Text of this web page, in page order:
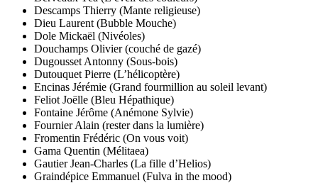
Descamps Thierry (Mante religieuse)
Dieu Laurent (Bubble Mouche)
Dole Mickaël (Nivéoles)
Douchamps Olivier (couché de gazé)
Dugousset Antonny (Sous-bois)
Dutouquet Pierre (L’hélicoptère)
Encinas Jérémie (Grand fourmillion au soleil levant)
Feliot Joëlle (Bleu Hépathique)
Fontaine Jérôme (Anémone Sylvie)
Fournier Alain (rester dans la lumière)
Fromentin Frédéric (On vous voit)
Gama Quentin (Mélitaea)
Gautier Jean-Charles (La fille d’Helios)
Graindépice Emmanuel (Fulva in the mood)